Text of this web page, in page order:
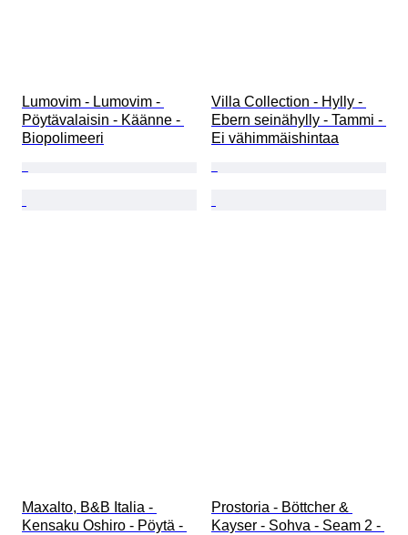
Lumovim - Lumovim -
Pöytävalaisin - Käänne -
Biopolimeeri
Villa Collection - Hylly -
Ebern seinähylly - Tammi -
Ei vähimmäishintaa
Maxalto, B&B Italia -
Kensaku Oshiro - Pöytä -
Prostoria - Böttcher &
Kayser - Sohva - Seam 2 -